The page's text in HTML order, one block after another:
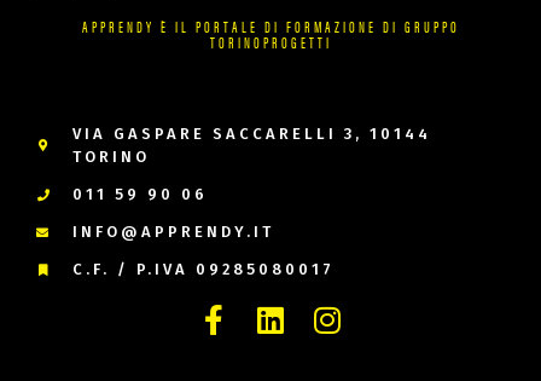
APPRENDY È IL PORTALE DI FORMAZIONE DI GRUPPO
TORINOPROGETTI
VIA GASPARE SACCARELLI 3, 10144
TORINO
011 59 90 06
INFO@APPRENDY.IT
C.F. / P.IVA 09285080017